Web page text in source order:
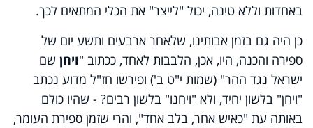
באחדות וללא טינה, יכול "לייצר" את הכלי המתאים לכך.
כן היה גם בזמן אבותינו, שלאחר ארבעים ותשע יום של
ספירה והכנה, היו, אכן, הלבבות לאחד, ככתוב "ויחן שם
ישראל נגד ההר" (שמות י"ט ב') ופירשו חז"ל מדוע נכתב
"ויחן" בלשון יחיד, ולא "ויחנו" בלשון רבים? - שהיו כולם
באותה עת "כאיש אחר, בלב אחד", והרי שזמן ספירת העומר,